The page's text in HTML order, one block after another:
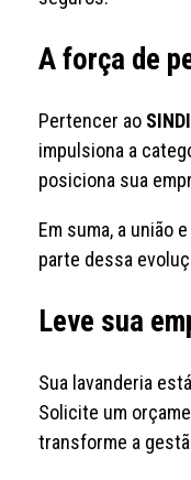
A força de
Pertencer ao
impulsiona a
posiciona sua
Em suma, a união
parte dessa
Leve sua
Sua lavanderia
Solicite um
transforme a